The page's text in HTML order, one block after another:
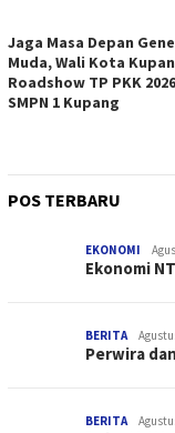
Jaga Masa Depan
Muda, Wali Kota
Roadshow TP PKK
SMPN 1 Kupang
POS TERBARU
EKONOMI
Ekonomi
BERITA
Perwira
BERITA